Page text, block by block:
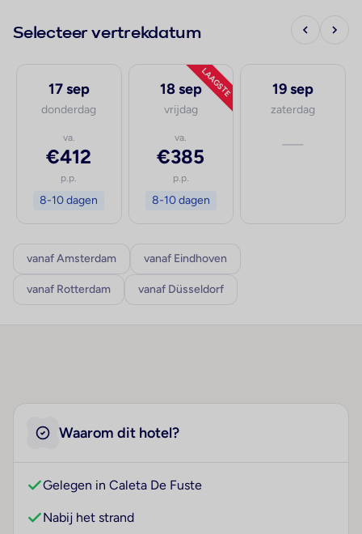
Selecteer vertrekdatum
17 sep
donderdag
va.
€412
p.p.
8-10 dagen
LAAGSTE
18 sep
vrijdag
va.
€385
p.p.
8-10 dagen
19 sep
zaterdag
—
vanaf Amsterdam vanaf Eindhoven
vanaf Rotterdam vanaf Düsseldorf
Waarom dit hotel?
Gelegen in Caleta De Fuste
Nabij het strand